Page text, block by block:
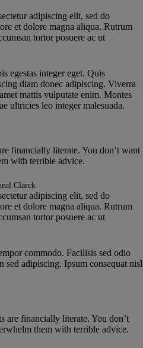
adipiscing elit, sed do
et dolore magna aliqua. Rutrum
tortor posuere ac ut
egestas integer eget. Quis
diam donec adipiscing. Viverra
mattis vulputate enim. Montes
ultricies leo integer malesuada.
financially literate. You don’t want
with terrible advice.
Clarck
adipiscing elit, sed do
et dolore magna aliqua. Rutrum
tortor posuere ac ut
commodo. Facilisis sed odio
sed adipiscing. Ipsum consequat nisl
are financially literate. You don’t
them with terrible advice.